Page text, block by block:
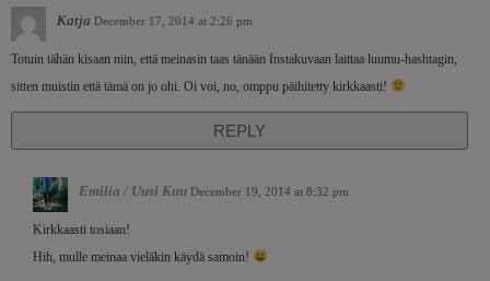
Katja December 17, 2014 at 2:26 pm
Totuin tähän kisaan niin, että meinasin taas tänään Instakuvaan laittaa luumu-hashtagin,
sitten muistin että tämä on jo ohi. Oi voi, no, omppu päihitetty kirkkaasti!
REPLY
Emilia / Uusi Kuu December 19, 2014 at 8:32 pm
Kirkkaasti tosiaan!
Hih, mulle meinaa vieläkin käydä samoin!